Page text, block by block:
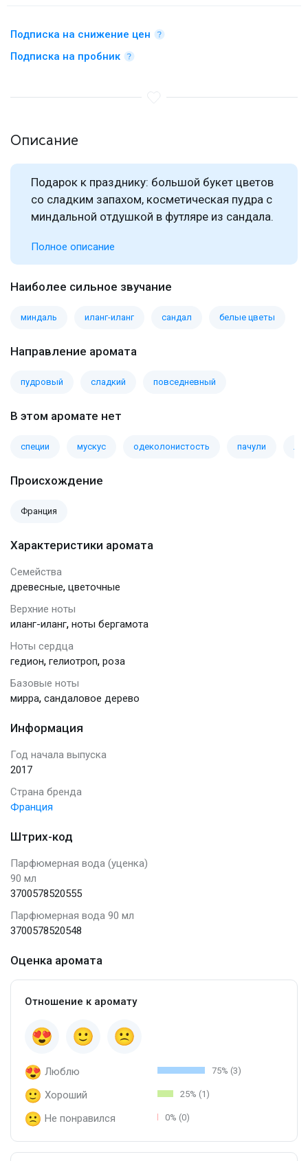
Подписка на снижение цен
Подписка на пробник
Описание
Подарок к празднику: большой букет цветов
со сладким запахом, косметическая пудра с
миндальной отдушкой в футляре из сандала.
Полное описание
Наиболее сильное звучание
миндаль иланг-иланг сандал белые цветы
Направление аромата
пудровый сладкий повседневный
В этом аромате нет
специи мускус одеколонистость пачули
Происхождение
Франция
Характеристики аромата
Семейства
древесные, цветочные
Верхние ноты
иланг-иланг, ноты бергамота
Ноты сердца
гедион, гелиотроп, роза
Базовые ноты
мирра, сандаловое дерево
Информация
Год начала выпуска
2017
Страна бренда
Франция
Штрих-код
Парфюмерная вода (уценка)
90 мл
3700578520555
Парфюмерная вода 90 мл
3700578520548
Оценка аромата
Отношение к аромату
Люблю 75% (3)
Хороший 25% (1)
Не понравился 0% (0)